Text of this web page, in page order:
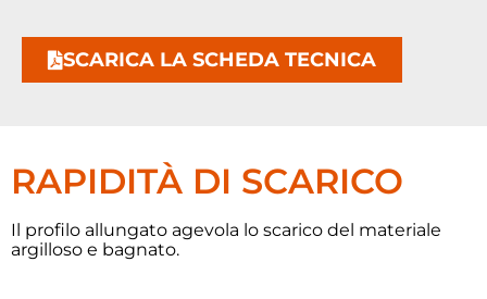
SCARICA LA SCHEDA TECNICA
RAPIDITÀ DI SCARICO
Il profilo allungato agevola lo scarico del materiale
argilloso e bagnato.